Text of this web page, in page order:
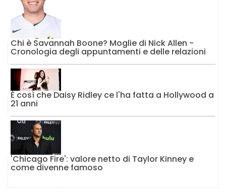
Chi è Savannah Boone? Moglie di Nick Allen -
Cronologia degli appuntamenti e delle relazioni
È così che Daisy Ridley ce l'ha fatta a Hollywood a
21 anni
'Chicago Fire': valore netto di Taylor Kinney e
come divenne famoso